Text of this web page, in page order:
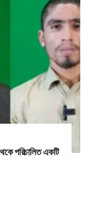
পরিচালিত একটি